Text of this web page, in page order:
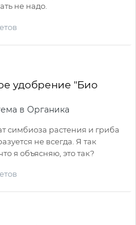
не надо.
удобрение "Био
в Органика
симбиоза растения и гриба
не всегда. Я так
я объясняю, это так?